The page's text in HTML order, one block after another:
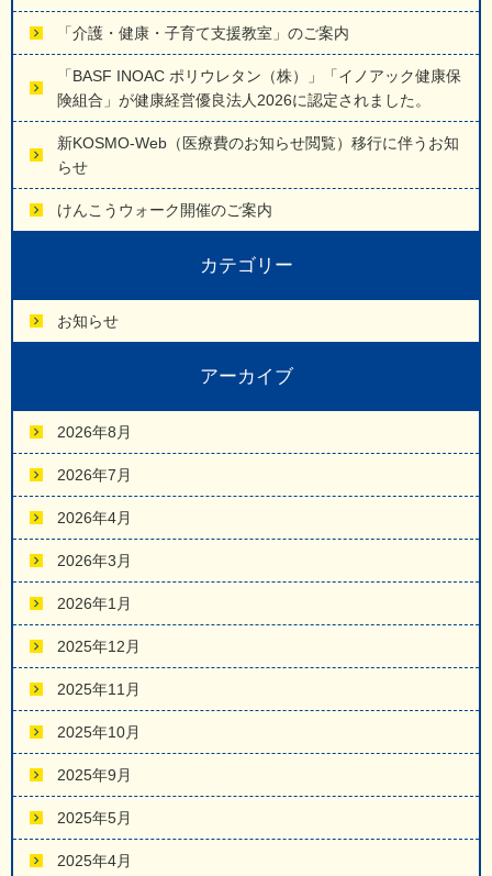
「介護・健康・子育て支援教室」のご案内
「BASF INOAC ポリウレタン（株）」「イノアック健康保
険組合」が健康経営優良法人2026に認定されました。
新KOSMO-Web（医療費のお知らせ閲覧）移行に伴うお知
らせ
けんこうウォーク開催のご案内
カテゴリー
お知らせ
アーカイブ
2026年8月
2026年7月
2026年4月
2026年3月
2026年1月
2025年12月
2025年11月
2025年10月
2025年9月
2025年5月
2025年4月